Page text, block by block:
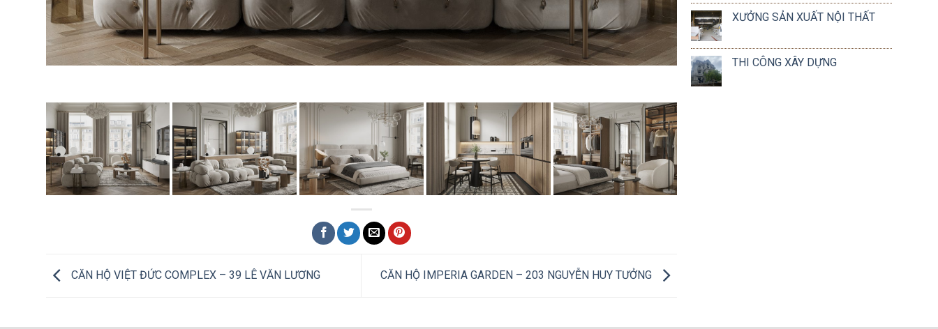
CĂN HỘ VIỆT ĐỨC COMPLEX – 39 LÊ VĂN LƯƠNG CĂN HỘ IMPERIA GARDEN – 203 NGUYỄN HUY TƯỞNG
XƯỞNG SẢN XUẤT NỘI THẤT
THI CÔNG XÂY DỰNG